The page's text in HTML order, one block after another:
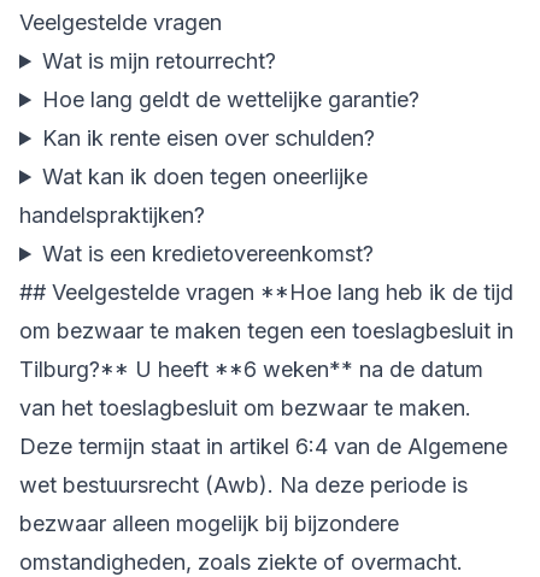
Veelgestelde vragen
Wat is mijn retourrecht?
Hoe lang geldt de wettelijke garantie?
Kan ik rente eisen over schulden?
Wat kan ik doen tegen oneerlijke
handelspraktijken?
Wat is een kredietovereenkomst?
## Veelgestelde vragen **Hoe lang heb ik de tijd
om bezwaar te maken tegen een toeslagbesluit in
Tilburg?** U heeft **6 weken** na de datum
van het toeslagbesluit om bezwaar te maken.
Deze termijn staat in artikel 6:4 van de Algemene
wet bestuursrecht (Awb). Na deze periode is
bezwaar alleen mogelijk bij bijzondere
omstandigheden, zoals ziekte of overmacht.